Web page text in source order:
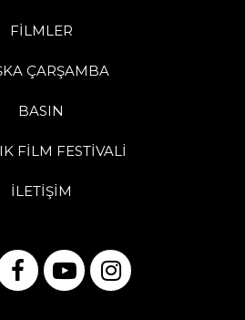
FİLMLER
ÇARŞAMBA
BASIN
FİLM FESTİVALİ
İLETİŞİM